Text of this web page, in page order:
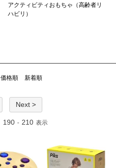
アクティビティおもちゃ（高齢者リ
ハビリ）
価格順 新着順
Next >
190 - 210 表示